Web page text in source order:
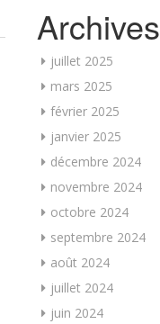
Archives
juillet 2025
mars 2025
février 2025
janvier 2025
décembre 2024
novembre 2024
octobre 2024
septembre 2024
août 2024
juillet 2024
juin 2024